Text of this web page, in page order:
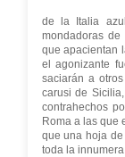
de la Italia
mondadoras
que apacientan
el agonizante
saciarán a
carusi de
contrahechos
Roma a las que
que una hoja
toda la